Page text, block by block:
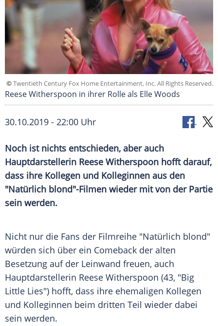
©Twentieth Century Fox Home Entertainment, Inc. All Rights Reserved.
Reese Witherspoon in ihrer Rolle als Elle Woods
30.10.2019 - 22:00 Uhr
Noch ist nichts entschieden, aber auch
Hauptdarstellerin Reese Witherspoon hofft darauf,
dass ihre Kollegen und Kolleginnen aus den
"Natürlich blond"-Filmen wieder mit von der Partie
sein werden.
Nicht nur die Fans der Filmreihe "Natürlich blond"
würden sich über ein Comeback der alten
Besetzung auf der Leinwand freuen, auch
Hauptdarstellerin Reese Witherspoon (43, "Big
Little Lies") hofft, dass ihre ehemaligen Kollegen
und Kolleginnen beim dritten Teil wieder dabei
sein werden.